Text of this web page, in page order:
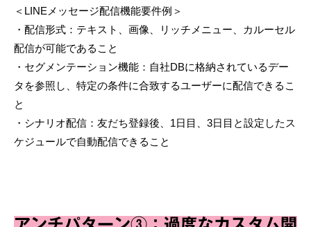
＜LINEメッセージ配信機能要件例＞
・配信形式：テキスト、画像、リッチメニュー、カルーセル
配信が可能であること
・セグメンテーション機能：自社DBに格納されているデー
タを参照し、特定の条件に合致するユーザーに配信できるこ
と
・シナリオ配信：友だち登録後、1日目、3日目と設定したス
ケジュールで自動配信できること